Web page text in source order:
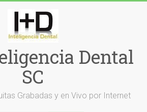
Dental
SC
Grabadas y en Vivo por Internet